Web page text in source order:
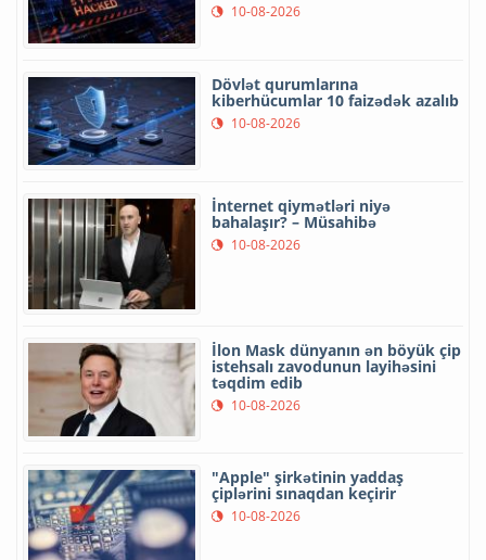
10-08-2026
Dövlət qurumlarına
kiberhücumlar 10 faizədək azalıb
10-08-2026
İnternet qiymətləri niyə
bahalaşır? – Müsahibə
10-08-2026
İlon Mask dünyanın ən böyük çip
istehsalı zavodunun layihəsini
təqdim edib
10-08-2026
"Apple" şirkətinin yaddaş
çiplərini sınaqdan keçirir
10-08-2026